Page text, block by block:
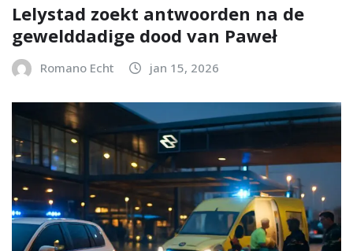
Lelystad zoekt antwoorden na de
gewelddadige dood van Paweł
Romano Echt jan 15, 2026